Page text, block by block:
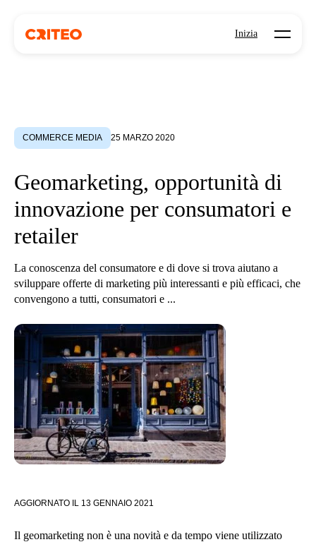
Inizia Open
COMMERCE MEDIA 25 MARZO 2020
Geomarketing, opportunità di
innovazione per consumatori e
retailer
La conoscenza del consumatore e di dove si trova aiutano a
sviluppare offerte di marketing più interessanti e più efficaci, che
convengono a tutti, consumatori e ...
AGGIORNATO IL 13 GENNAIO 2021
Il geomarketing non è una novità e da tempo viene utilizzato